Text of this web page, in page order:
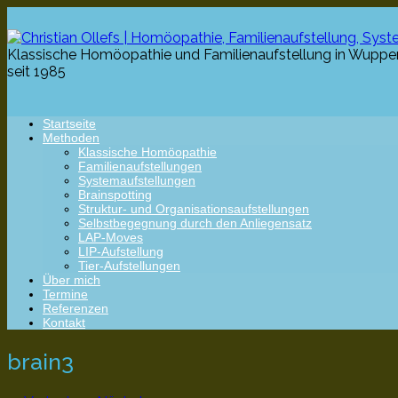
Klassische Homöopathie und Familienaufstellung in
seit 1985
Startseite
Methoden
Klassische Homöopathie
Familienaufstellungen
Systemaufstellungen
Brainspotting
Struktur- und Organisationsaufstellungen
Selbstbegegnung durch den Anliegensatz
LAP-Moves
LIP-Aufstellung
Tier-Aufstellungen
Über mich
Termine
Referenzen
Kontakt
brain3